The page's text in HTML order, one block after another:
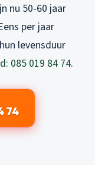
nu 50-60 jaar
per jaar
levensduur
085 019 84 74.
74